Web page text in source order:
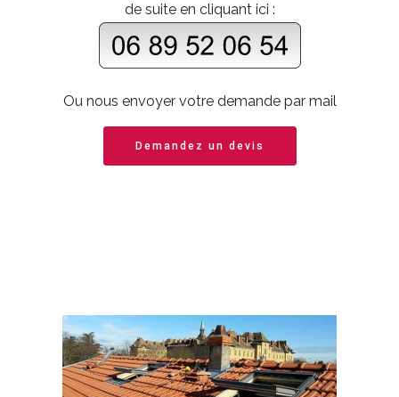
de suite en cliquant ici :
Ou nous envoyer votre demande par mail
Demandez un devis